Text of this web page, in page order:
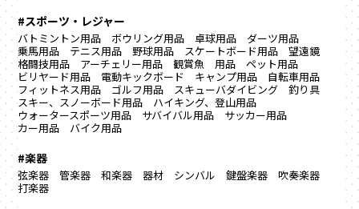
#スポーツ・レジャー
バトミントン用品 ボウリング用品 卓球用品
ダーツ用品
乗馬用品
テニス用品 野球用品 スケートボード用品
望遠鏡
格闘技用品
アーチェリー用品 観賞魚 用品
ペット用品
ビリヤード用品
電動キックボード キャンプ用品
自転車用品
フィットネス用品
ゴルフ用品 スキューバダイビング
釣り具
スキー、スノーボード用品
ハイキング、登山用品
ウォータースポーツ用品
サバイバル用品
サッカー用品
カー用品
バイク用品
#楽器
弦楽器 管楽器 和楽器 器材 シンバル 鍵盤楽器
吹奏楽器
打楽器